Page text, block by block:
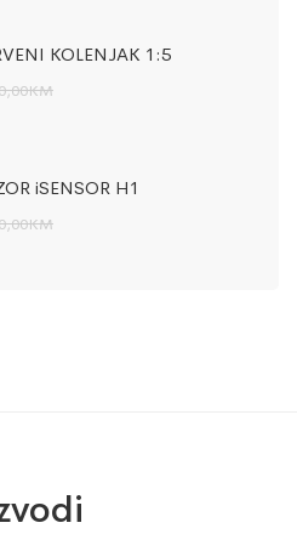
KOLENJAK 1:5
KM
iSENSOR H1
KM